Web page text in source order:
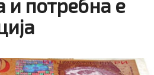
и потребна е